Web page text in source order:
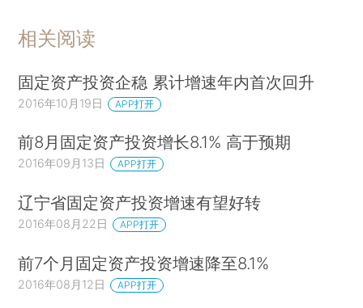
相关阅读
固定资产投资企稳 累计增速年内首次回升
2016年10月19日 APP打开
前8月固定资产投资增长8.1% 高于预期
2016年09月13日 APP打开
辽宁省固定资产投资增速有望好转
2016年08月22日 APP打开
前7个月固定资产投资增速降至8.1%
2016年08月12日 APP打开